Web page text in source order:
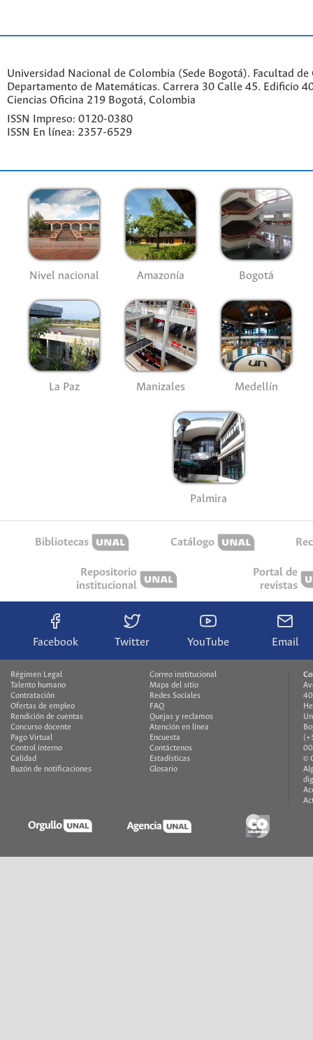
Universidad Nacional de Colombia (Sede Bogotá). Facultad de
Departamento de Matemáticas. Carrera 30 Calle 45. Edificio
Ciencias Oficina 219 Bogotá, Colombia
ISSN Impreso: 0120-0380
ISSN En línea: 2357-6529
Nivel nacional Amazonía Bogotá
La Paz Manizales Medellín
Palmira
Bibliotecas Catálogo
Repositorio
institucional
Portal de
revistas
Facebook Twitter YouTube Email
Régimen Legal
Talento humano
Contratación
Ofertas de empleo
Rendición de cuentas
Concurso docente
Pago Virtual
Control interno
Calidad
Buzón de notificaciones
Correo institucional
Mapa del sitio
Redes Sociales
FAQ
Quejas y reclamos
Atención en línea
Encuesta
Contáctenos
Estadísticas
Glosario
©